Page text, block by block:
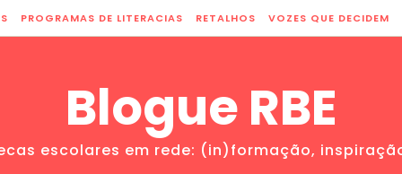
PROGRAMAS DE LITERACIAS RETALHOS VOZES QUE DECIDEM
Blogue RBE
escolares em rede: (in)formação,